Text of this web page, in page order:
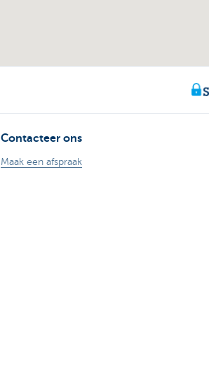
Contacteer ons
Maak een afspraak